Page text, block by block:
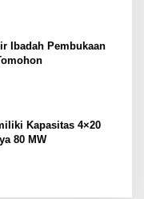
Ibadah Pembukaan
Kapasitas 4×20
80 MW